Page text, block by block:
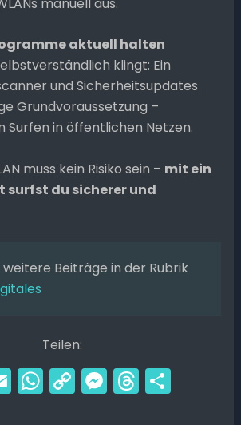
aktuell halten
klingt: Ein
und Sicherheitsupdates
Grundvoraussetzung –
Surfen in öffentlichen Netzen.
muss kein Risiko sein – mit ein
surfst du sicherer und
Beiträge in der Rubrik
Teilen:
E
m
W
h
C
o
M
e
T
hr